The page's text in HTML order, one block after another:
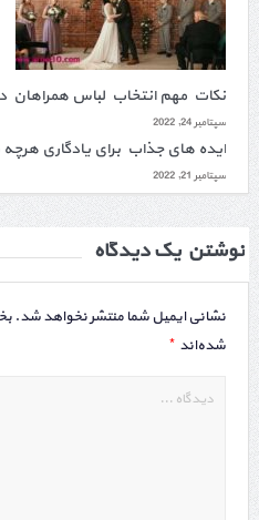
نکات مهم انتخاب لباس همراهان
سپتامبر 24, 2022
ایده های جذاب برای یادگاری
سپتامبر 21, 2022
نوشتن یک دیدگاه
نشانی ایمیل شما منتشر نخواهد شد.
شده‌اند *